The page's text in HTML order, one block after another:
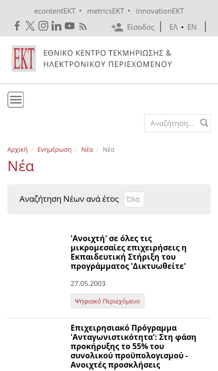
econtentEKT • metricsEKT •
innovationEKT
Είσοδος
ΕΛ • EN
Εκδόσεις
Ενημέρωση
Search form
Αρχική Ενημέρωση Νέα Νέα
Νέα
Αναζήτηση Νέων ανά έτος Αναζήτηση Νέων ανά
Year
'Ανοιχτή' σε όλες τις
μικρομεσαίες επιχειρήσεις η
Εκπαιδευτική Στήριξη του
προγράμματος 'Δικτυωθείτε'
27.05.2003
Ψηφιακό Περιεχόμενο
Επιχειρησιακό Πρόγραμμα
'Ανταγωνιστικότητα': Στη φάση
προκήρυξης το 55% του
συνολικού προϋπολογισμού -
Ανοιχτές προσκλήσεις